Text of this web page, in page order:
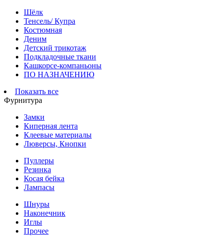
Шёлк
Тенсель/ Купра
Костюмная
Деним
Детский трикотаж
Подкладочные ткани
Кашкорсе-компаньоны
ПО НАЗНАЧЕНИЮ
Показать все
Фурнитура
Замки
Киперная лента
Клеевые материалы
Люверсы, Кнопки
Пуллеры
Резинка
Косая бейка
Лампасы
Шнуры
Наконечник
Иглы
Прочее